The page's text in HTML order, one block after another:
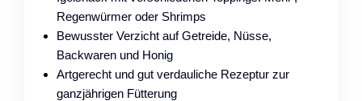
Regenwürmer oder Shrimps
Bewusster Verzicht auf Getreide, Nüsse,
Backwaren und Honig
Artgerecht und gut verdauliche Rezeptur zur
ganzjährigen Fütterung